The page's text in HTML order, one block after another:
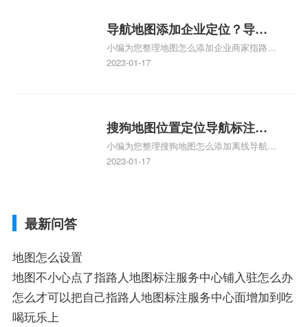
服务中心位置、抖音突然不显示定位了相关
地图标注知识，详情可查看下方正文！
导航地图添加企业定位？导航
定位企业？
小编为您整理地图怎么添加企业商家指路人
地图标注服务中心铺名称、地图怎么添加企
添加企业、地图如何添加企业相关地图标注
知识，详情可查看下方正文！
2023-01-17
搜狗地图位置定位导航标注？
搜狗地图位置定位,导航,标注？
小编为您整理搜狗地图怎么添加离线导航搜
狗地图离线导航怎么用、搜狗地图导航卫星
2023-01-17
最新问答
地图怎么设置
地图不小心点了指路人地图标注服务中心铺入驻怎么办
怎么才可以把自己指路人地图标注服务中心面增加到吃
喝玩乐上